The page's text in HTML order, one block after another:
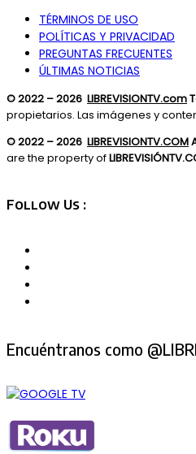
TÉRMINOS DE USO
POLÍTICAS Y PRIVACIDAD
PREGUNTAS FRECUENTES
ÚLTIMAS NOTICIAS
© 2022 – 2026 LIBREVISIONTV.com
propietarios. Las imágenes y
© 2022 – 2026 LIBREVISIONTV.COM
are the property of
Follow Us :
Encuéntranos como